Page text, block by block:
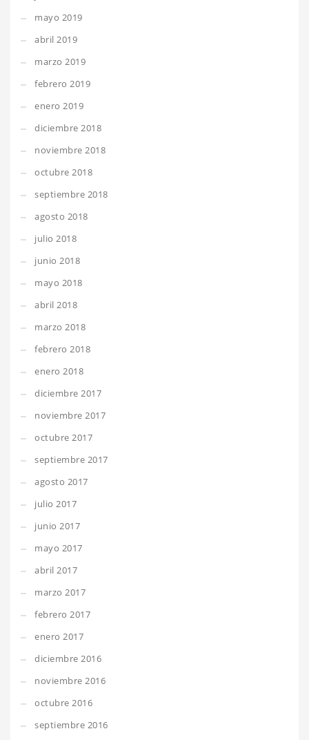
mayo 2019
abril 2019
marzo 2019
febrero 2019
enero 2019
diciembre 2018
noviembre 2018
octubre 2018
septiembre 2018
agosto 2018
julio 2018
junio 2018
mayo 2018
abril 2018
marzo 2018
febrero 2018
enero 2018
diciembre 2017
noviembre 2017
octubre 2017
septiembre 2017
agosto 2017
julio 2017
junio 2017
mayo 2017
abril 2017
marzo 2017
febrero 2017
enero 2017
diciembre 2016
noviembre 2016
octubre 2016
septiembre 2016